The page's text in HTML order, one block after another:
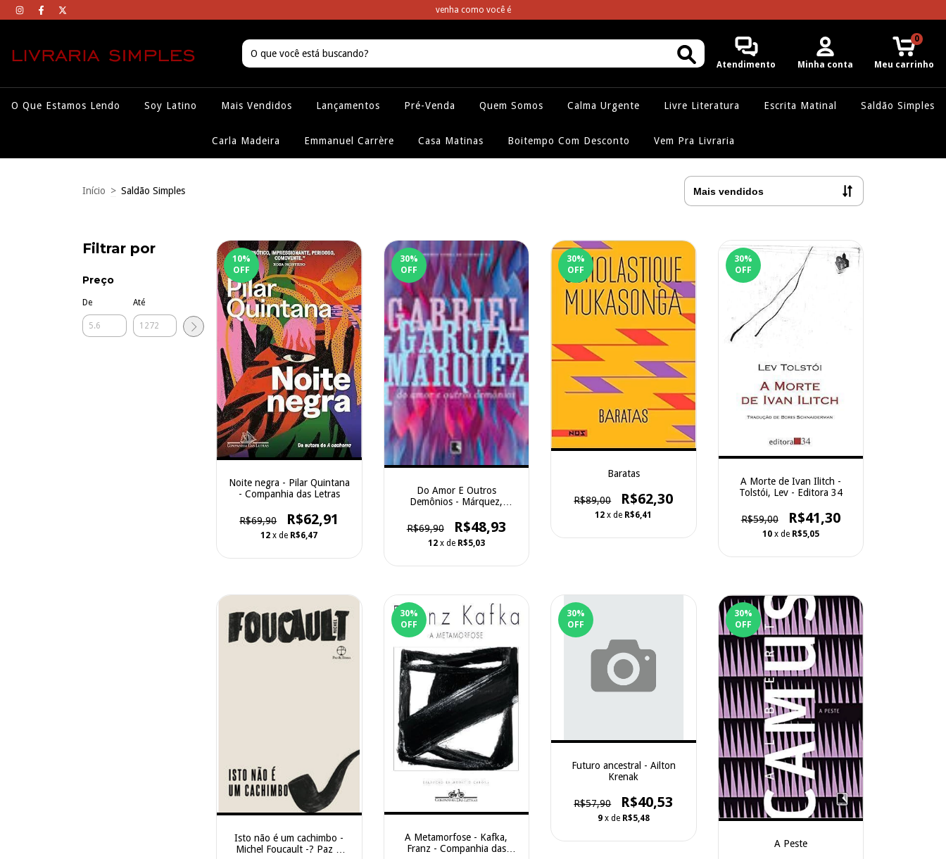
venha como você é
Atendimento Minha conta Meu carrinho
0
O Que Estamos Lendo Soy Latino Mais Vendidos Lançamentos Pré-Venda Quem Somos Calma Urgente Livre Literatura Escrita Matinal Saldão Simples
Carla Madeira Emmanuel Carrère Casa Matinas Boitempo Com Desconto Vem Pra Livraria
Início > Saldão Simples
Filtrar por
Preço
De Até
10%
OFF
Noite negra - Pilar Quintana
- Companhia das Letras
R$69,90 R$62,91
12 x de R$6,47
30%
OFF
Do Amor E Outros
Demônios - Márquez,
R$69,90
R$48,93
12 x de R$5,03
30%
OFF
Baratas
R$89,00 R$62,30
12 x de R$6,41
30%
OFF
A Morte de Ivan Ilitch -
Tolstói, Lev - Editora 34
R$59,00 R$41,30
10 x de R$5,05
Isto não é um cachimbo -
Michel Foucault -? Paz &
30%
OFF
A Metamorfose - Kafka,
Franz - Companhia das
30%
OFF
Futuro ancestral - Ailton
Krenak
R$57,90 R$40,53
9 x de R$5,48
30%
OFF
A Peste